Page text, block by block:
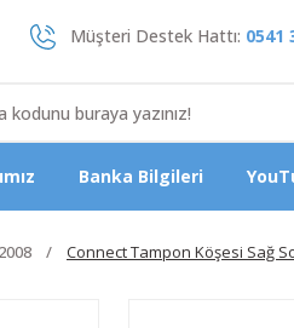
Müşteri Destek Hattı: 0541
Banka Bilgileri
Connect Tampon Köşesi Sağ